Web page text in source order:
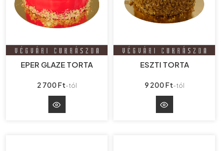
EPER GLAZE TORTA
2 700 Ft-tól
ESZTI TORTA
9 200 Ft-tól